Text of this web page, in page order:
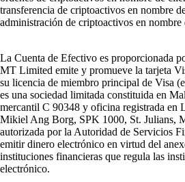
transferencia de criptoactivos en nombre
administración de criptoactivos en nombre
La Cuenta de Efectivo es proporcionada
MT Limited emite y promueve la tarjeta
su licencia de miembro principal de Visa
es una sociedad limitada constituida en
mercantil C 90348 y oficina registrada en
Mikiel Ang Borg, SPK 1000, St. Julians,
autorizada por la Autoridad de Servicios
emitir dinero electrónico en virtud del
instituciones financieras que regula las
electrónico.